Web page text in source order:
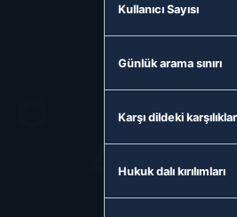
Kullanıcı Sayısı
Günlük arama sınırı
Karşı dildeki karşılıklar
Hukuk dalı kırılımları